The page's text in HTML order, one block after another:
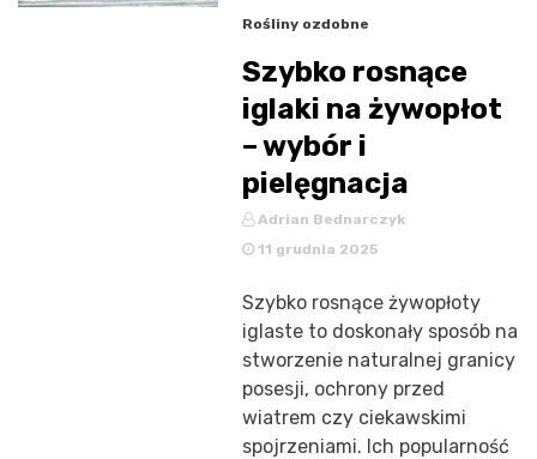
Rośliny ozdobne
Szybko rosnące
iglaki na żywopłot
– wybór i
pielęgnacja
Adrian Bednarczyk
11 grudnia 2025
Szybko rosnące żywopłoty
iglaste to doskonały sposób na
stworzenie naturalnej granicy
posesji, ochrony przed
wiatrem czy ciekawskimi
spojrzeniami. Ich popularność